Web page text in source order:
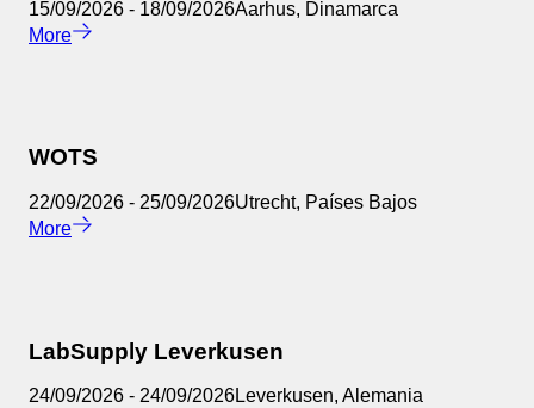
15/09/2026 - 18/09/2026Aarhus, Dinamarca
More
WOTS
22/09/2026 - 25/09/2026Utrecht, Países Bajos
More
LabSupply Leverkusen
24/09/2026 - 24/09/2026Leverkusen, Alemania